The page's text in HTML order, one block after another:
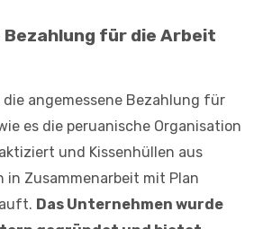
Bezahlung für die Arbeit
angemessene Bezahlung für
es die peruanische Organisation
und Kissenhüllen aus
in Zusammenarbeit mit Plan
Das Unternehmen wurde